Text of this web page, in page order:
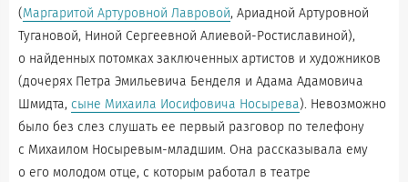
(Маргаритой Артуровной Лавровой, Ариадной Артуровной
Тугановой, Ниной Сергеевной Алиевой-Ростиславиной),
о найденных потомках заключенных артистов и художников
(дочерях Петра Эмильевича Бенделя и Адама Адамовича
Шмидта, сыне Михаила Иосифовича Носырева). Невозможно
было без слез слушать ее первый разговор по телефону
с Михаилом Носыревым-младшим. Она рассказывала ему
о его молодом отце, с которым работал в театре